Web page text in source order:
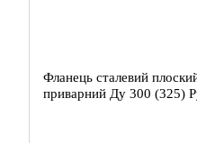
Фланець сталевий
приварний Ду 300 (325)